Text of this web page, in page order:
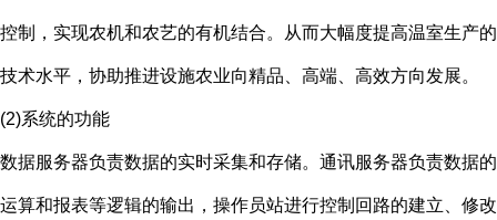
控制，实现农机和农艺的有机结合。从而大幅度提高温室生产的
技术水平，协助推进设施农业向精品、高端、高效方向发展。
(2)系统的功能
数据服务器负责数据的实时采集和存储。通讯服务器负责数据的
运算和报表等逻辑的输出，操作员站进行控制回路的建立、修改